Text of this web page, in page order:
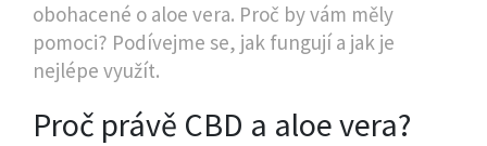
obohacené o aloe vera. Proč by vám měly
pomoci? Podívejme se, jak fungují a jak je
nejlépe využít.
Proč právě CBD a aloe vera?